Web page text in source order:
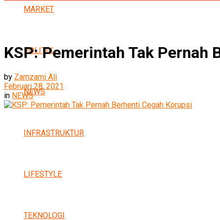
MARKET
POLITIK
NEWS
INFRASTRUKTUR
LIFESTYLE
TEKNOLOGI
KSP: Pemerintah Tak Pernah
by Zamzami Ali
Februari 28, 2021
in NEWS